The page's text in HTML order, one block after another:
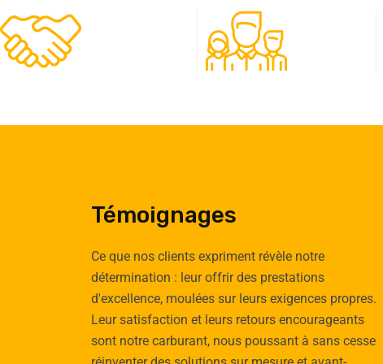
Témoignages
Ce que nos clients expriment révèle notre
détermination : leur offrir des prestations
d'excellence, moulées sur leurs exigences propres.
Leur satisfaction et leurs retours encourageants
sont notre carburant, nous poussant à sans cesse
Emilie
Cauchy
Cliente
Tomas
Vignau
Client